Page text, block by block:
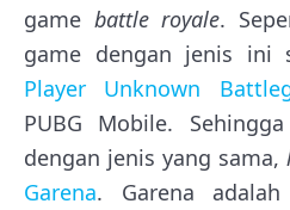
game battle royale.
game dengan jenis ini
Player Unknown
PUBG Mobile.
dengan jenis yang sama,
Garena. Garena adalah